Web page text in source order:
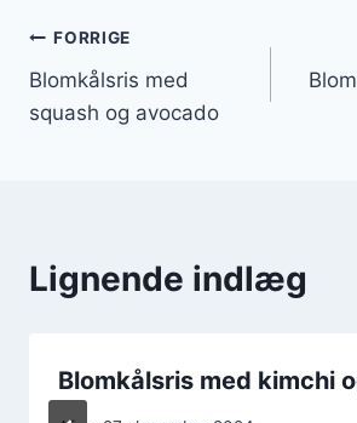
Indlægsnavigation
FORRIGE
Blomkålsris med
squash og avocado
Lignende indlæg
Blomkålsris med kimchi